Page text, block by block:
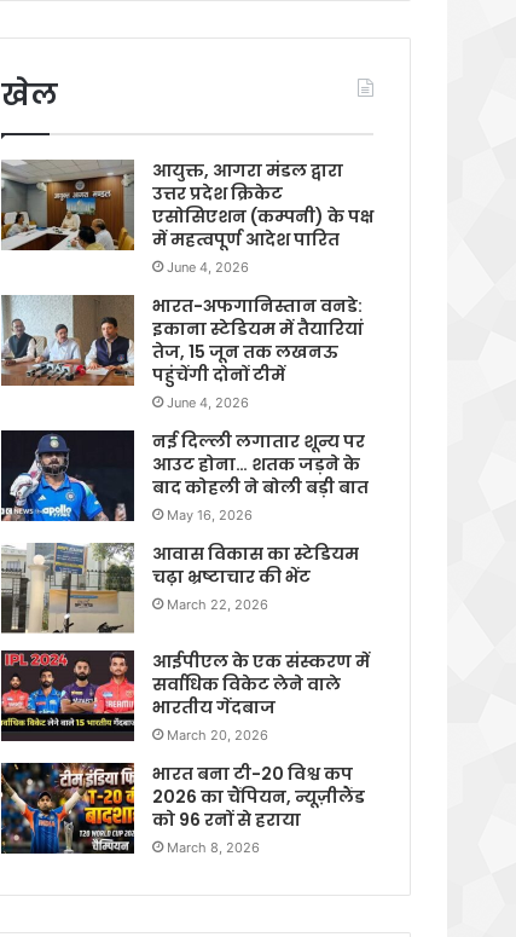
खेल
आयुक्त, आगरा मंडल द्वारा
उत्तर प्रदेश क्रिकेट
एसोसिएशन (कम्पनी) के पक्ष
में महत्वपूर्ण आदेश पारित
June 4, 2026
भारत-अफगानिस्तान वनडे:
इकाना स्टेडियम में तैयारियां
तेज, 15 जून तक लखनऊ
पहुंचेंगी दोनों टीमें
June 4, 2026
नई दिल्ली लगातार शून्य पर
आउट होना… शतक जड़ने के
बाद कोहली ने बोली बड़ी बात
May 16, 2026
आवास विकास का स्टेडियम
चढ़ा भ्रष्टाचार की भेंट
March 22, 2026
आईपीएल के एक संस्करण में
सर्वाधिक विकेट लेने वाले
भारतीय गेंदबाज
March 20, 2026
भारत बना टी-20 विश्व कप
2026 का चैंपियन, न्यूज़ीलैंड
को 96 रनों से हराया
March 8, 2026